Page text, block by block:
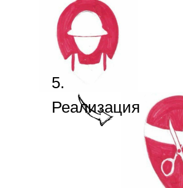
5.
Реализация